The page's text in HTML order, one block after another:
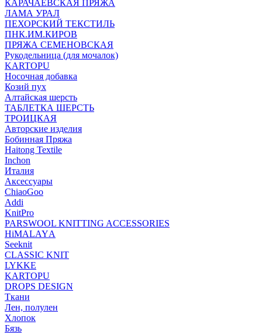
КАРАЧАЕВСКАЯ ПРЯЖА
ЛАМА УРАЛ
ПЕХОРСКИЙ ТЕКСТИЛЬ
ПНК.ИМ.КИРОВ
ПРЯЖА СЕМЕНОВСКАЯ
Рукодельница (для мочалок)
KARTOPU
Носочная добавка
Козий пух
Алтайская шерсть
ТАБЛЕTКА ШЕРСТЬ
ТРОИЦКАЯ
Авторские изделия
Бобинная Пряжа
Haitong Textilе
Inchon
Италия
Аксессуары
ChiaoGoo
Addi
KnitPro
PARSWOOL KNITTING ACCESSORIES
HiMALAYА
Seeknit
CLASSIC KNIT
LYKKE
KАRTOPU
DROPS DЕSIGN
Ткани
Лен, полулен
Хлопок
Бязь